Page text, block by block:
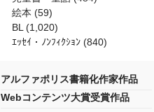
絵本 (59)
BL (1,020)
ｴｯｾｲ・ﾉﾝﾌｨｸｼｮﾝ (840)
アルファポリス書籍化作家作品
Webコンテンツ大賞受賞作品